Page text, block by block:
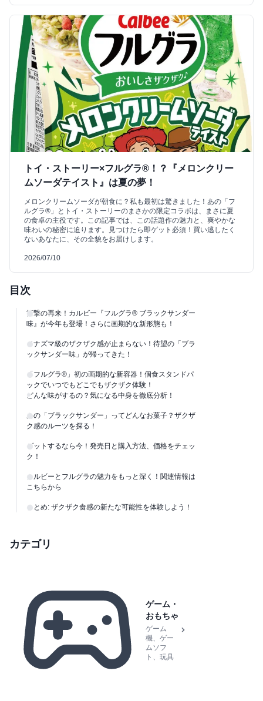
トイ・ストーリー×フルグラ®！？『メロンクリー
ムソーダテイスト』は夏の夢！
メロンクリームソーダが朝食に？私も最初は驚きました！あの「フ
ルグラ®」とトイ・ストーリーのまさかの限定コラボは、まさに夏
の食卓の主役です。この記事では、この話題作の魅力と、爽やかな
味わいの秘密に迫ります。見つけたら即ゲット必須！買い逃したく
ないあなたに、その全貌をお届けします。
2026/07/10
目次
衝撃の再来！カルビー『フルグラ® ブラックサンダー
味』が今年も登場！さらに画期的な新形態も！
イナズマ級のザクザク感が止まらない！待望の「ブラ
ックサンダー味」が帰ってきた！
「フルグラ®」初の画期的な新容器！個食スタンドパ
ックでいつでもどこでもザクザク体験！
どんな味がするの？気になる中身を徹底分析！
あの「ブラックサンダー」ってどんなお菓子？ザクザ
ク感のルーツを探る！
ゲットするなら今！発売日と購入方法、価格をチェッ
ク！
カルビーとフルグラの魅力をもっと深く！関連情報は
こちらから
まとめ: ザクザク食感の新たな可能性を体験しよう！
カテゴリ
ゲーム・
おもちゃ
ゲーム
機、ゲー
ムソフ
ト、玩具